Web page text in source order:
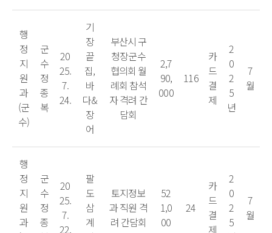
행
정
지
원
과
(군
수)
군
수
정
종
복
20
25.
7.
24.
기
장
끝
집,
바
다&
장
어
부산시 구
청장군수
협의회 월
례회 참석
자 격려 간
담회
2,7
90,
000
116
카
드
결
제
2
0
2
5
년
7
월
행
정
지
원
과
군
수
정
종
20
25.
7.
22.
팔
도
삼
계
토지정보
과 직원 격
려 간담회
52
1,0
00
24
카
드
결
제
2
0
2
5
7
월